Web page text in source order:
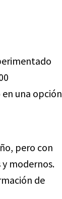
una opción
pero con
modernos.
de